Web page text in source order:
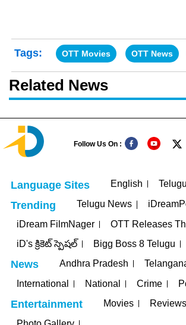
Tags: OTT Movies OTT News
Related News
Follow Us On :
Language Sites English Telugu
Trending Telugu News
iDream FilmNager
OTT Releases
iD's క్రికెట్ స్పెషల్
Bigg Boss 8 Telugu
News Andhra Pradesh
International
National Crime
Entertainment Movies
Reviews